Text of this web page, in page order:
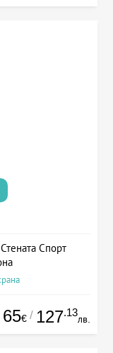
Спорт
65€ / 127.13
лв.